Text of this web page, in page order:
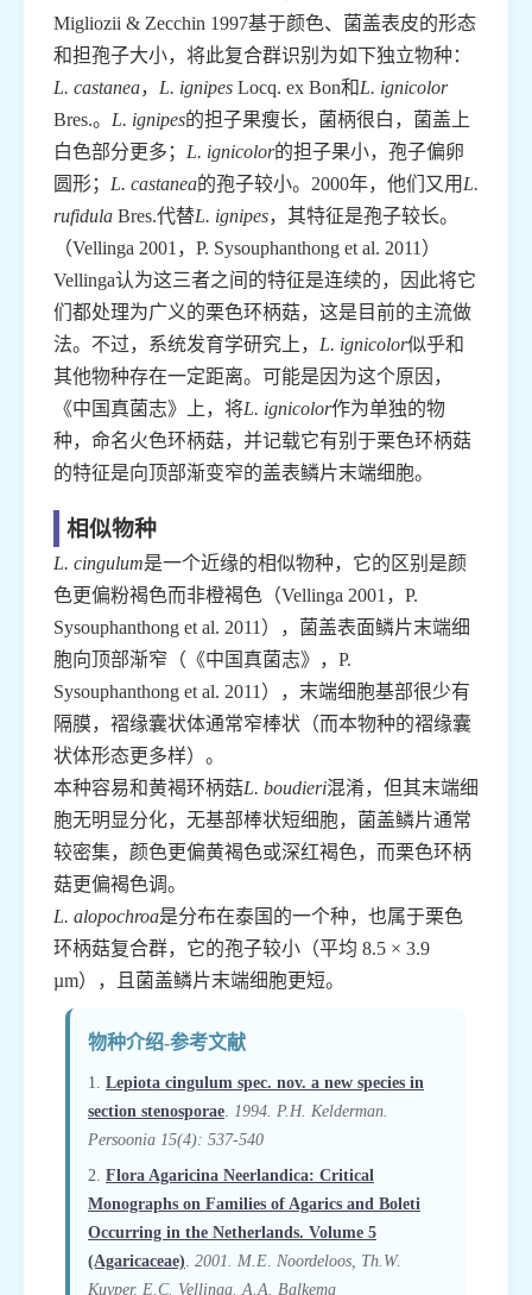
Migliozii & Zecchin 1997基于颜色、菌盖表皮的形态
和担孢子大小，将此复合群识别为如下独立物种：
L. castanea， L. ignipes Locq. ex Bon和L. ignicolor
Bres.。 L. ignipes的担子果瘦长，菌柄很白，菌盖上
白色部分更多； L. ignicolor的担子果小，孢子偏卵
圆形； L. castanea的孢子较小。2000年，他们又用 L.
rufidula Bres.代替L. ignipes，其特征是孢子较长。
（Vellinga 2001，P. Sysouphanthong et al. 2011）
Vellinga认为这三者之间的特征是连续的，因此将它
们都处理为广义的栗色环柄菇，这是目前的主流做
法。不过，系统发育学研究上， L. ignicolor似乎和
其他物种存在一定距离。可能是因为这个原因，
《中国真菌志》上，将L. ignicolor作为单独的物
种，命名火色环柄菇，并记载它有别于栗色环柄菇
的特征是向顶部渐变窄的盖表鳞片末端细胞。
相似物种
L. cingulum是一个近缘的相似物种，它的区别是颜
色更偏粉褐色而非橙褐色（Vellinga 2001，P.
Sysouphanthong et al. 2011），菌盖表面鳞片末端细
胞向顶部渐窄（《中国真菌志》，P.
Sysouphanthong et al. 2011），末端细胞基部很少有
隔膜，褶缘囊状体通常窄棒状（而本物种的褶缘囊
状体形态更多样）。
本种容易和黄褐环柄菇L. boudieri混淆，但其末端细
胞无明显分化，无基部棒状短细胞，菌盖鳞片通常
较密集，颜色更偏黄褐色或深红褐色，而栗色环柄
菇更偏褐色调。
L. alopochroa是分布在泰国的一个种，也属于栗色
环柄菇复合群，它的孢子较小（平均 8.5 × 3.9
µm），且菌盖鳞片末端细胞更短。
物种介绍-参考文献
1. Lepiota cingulum spec. nov. a new species in
section stenosporae
1994. P.H. Kelderman.
Persoonia 15(4): 537-540
2. Flora Agaricina Neerlandica: Critical
Monographs on Families of Agarics and Boleti
Occurring in the Netherlands. Volume 5
(Agaricaceae) 2001. M.E. Noordeloos, Th.W.
Kuyper, E.C. Vellinga. A.A. Balkema